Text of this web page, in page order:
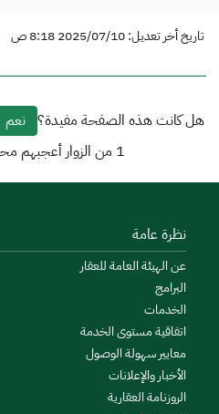
تاريخ أخر تعديل: 2025/07/10 8:18 ص
هل كانت هذه الصفحة مفيدة؟ نعم
1 من الزوار
نظرة عامة
عن الهيئة العامة للعقار
البرامج
الخدمات
اتفاقية مستوى الخدمة
معايير سهولة الوصول
الأخبار والإعلانات
الروزنامة العقارية